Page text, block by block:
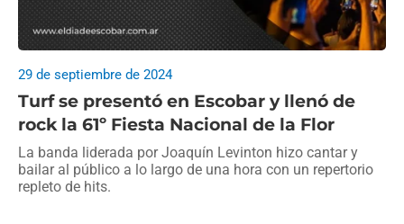
Turf se presentó en Escobar y llenó de
rock la 61º Fiesta Nacional de la Flor
29 de septiembre de 2024
La banda liderada por Joaquín Levinton hizo cantar y
bailar al público a lo largo de una hora con un repertorio
repleto de hits.